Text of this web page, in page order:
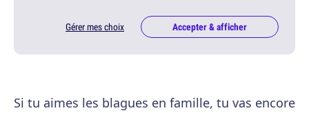
Gérer mes choix Accepter & afficher
Si tu aimes les blagues en famille, tu vas encore